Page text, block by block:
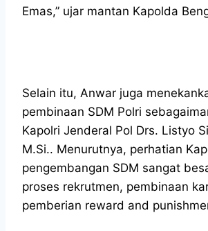
Emas,” ujar mantan Kapolda
Selain itu, Anwar juga
pembinaan SDM Polri
Kapolri Jenderal Pol Drs. Listyo
M.Si.. Menurutnya, perhatian
pengembangan SDM sangat
proses rekrutmen, pembinaan
pemberian reward and